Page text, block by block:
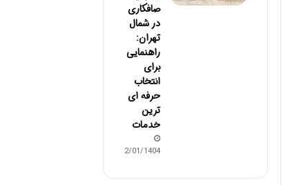
صافکاری
در شمال
تهران:
راهنمایی
برای
انتخاب
حرفه ای
ترین
خدمات
12/01/1404